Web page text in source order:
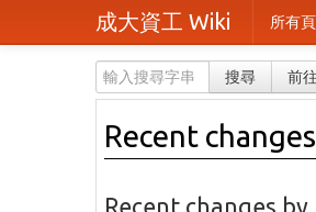
成大資工 Wiki 所有
搜尋 前往
Recent changes
Recent changes by